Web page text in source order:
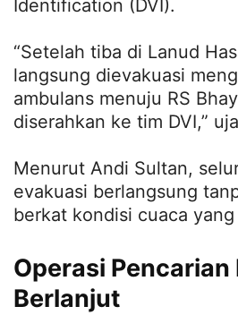
Identification (DVI).
“Setelah tiba di Lanud
langsung dievakuasi
ambulans menuju RS
diserahkan ke tim DVI,”
Menurut Andi Sultan,
evakuasi berlangsung
berkat kondisi cuaca
Operasi Pencarian
Berlanjut